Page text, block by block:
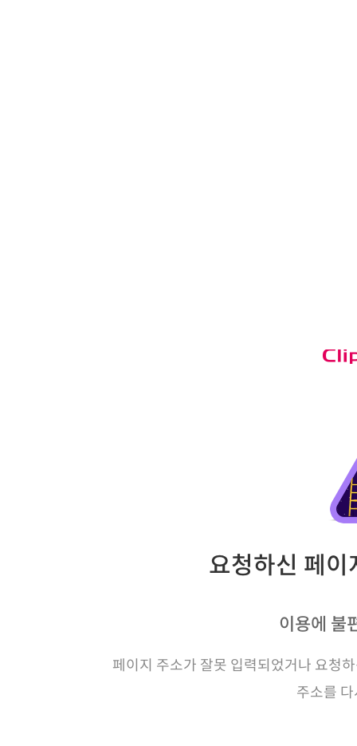
요청하신 페
이용에 불
페이지 주소가 잘못 입력되었거나 요청
주소를